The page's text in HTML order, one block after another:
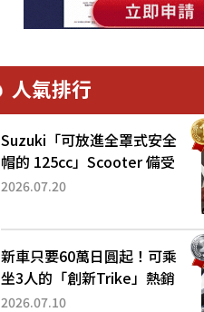
人氣排行
Suzuki「可放進全罩式安全
帽的 125cc」Scooter 備受
矚目！採用全新流線設計與
已陸續開始出口的新款
「B...
2026.07.20
新車只要60萬日圓起！可乘
坐3人的「創新Trike」熱銷
大賣成為人氣車款！「養車
2026.07.10